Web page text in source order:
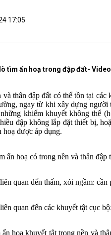
17:05
tìm ẩn hoạ trong đập đất-
và thân đập đất có thể tồn tại
ngay từ khi xây dựng người
khiếm khuyết không thể
đập không lắp đặt thiết bị,
hoạ được áp dụng.
ẩn hoạ có trong nền và thân đập
quan đến thấm, xói ngầm:
quan đến các khuyết tật cục
hoạ khuyết tật trong nền và